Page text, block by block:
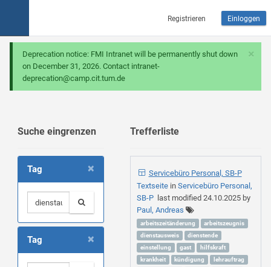
Registrieren Einloggen
×
Deprecation notice: FMI Intranet will be permanently shut down
on December 31, 2026. Contact intranet-
deprecation@camp.cit.tum.de
Suche eingrenzen
×
Tag
×
Tag
Trefferliste
Servicebüro Personal, SB-P
Textseite in Servicebüro Personal,
SB-Plast modified 24.10.2025by
Paul, Andreas
arbeitszeitänderung
arbeitszeugnis
dienstausweis
dienstende
einstellung
gast
hilfskraft
krankheit
kündigung
lehrauftrag